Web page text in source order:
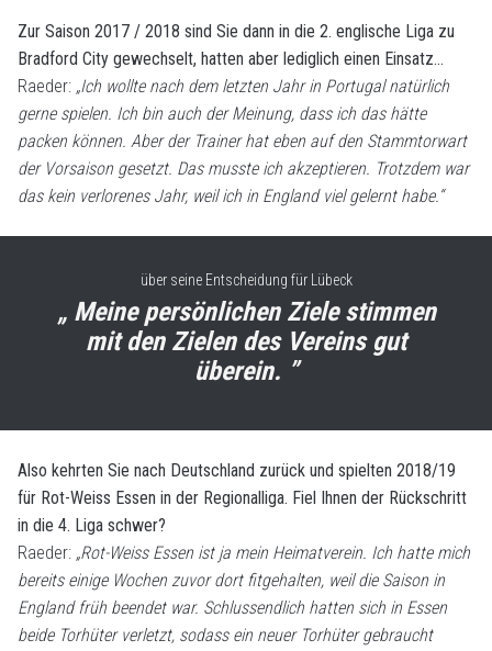
Zur Saison 2017 / 2018 sind Sie dann in die 2. englische Liga zu
Bradford City gewechselt, hatten aber lediglich einen Einsatz…
Raeder: „Ich wollte nach dem letzten Jahr in Portugal natürlich
gerne spielen. Ich bin auch der Meinung, dass ich das hätte
packen können. Aber der Trainer hat eben auf den Stammtorwart
der Vorsaison gesetzt. Das musste ich akzeptieren. Trotzdem war
das kein verlorenes Jahr, weil ich in England viel gelernt habe.“
über seine Entscheidung für Lübeck
„ Meine persönlichen Ziele stimmen
mit den Zielen des Vereins gut
überein. ”
Also kehrten Sie nach Deutschland zurück und spielten 2018/19
für Rot-Weiss Essen in der Regionalliga. Fiel Ihnen der Rückschritt
in die 4. Liga schwer?
Raeder: „Rot-Weiss Essen ist ja mein Heimatverein. Ich hatte mich
bereits einige Wochen zuvor dort fitgehalten, weil die Saison in
England früh beendet war. Schlussendlich hatten sich in Essen
beide Torhüter verletzt, sodass ein neuer Torhüter gebraucht